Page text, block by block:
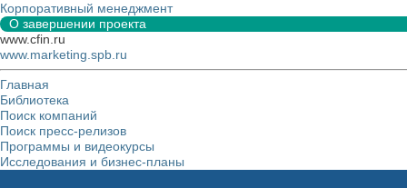
Корпоративный менеджмент
О завершении проекта
www.cfin.ru
www.marketing.spb.ru
Главная
Библиотека
Поиск компаний
Поиск пресс-релизов
Программы и видеокурсы
Исследования и бизнес-планы